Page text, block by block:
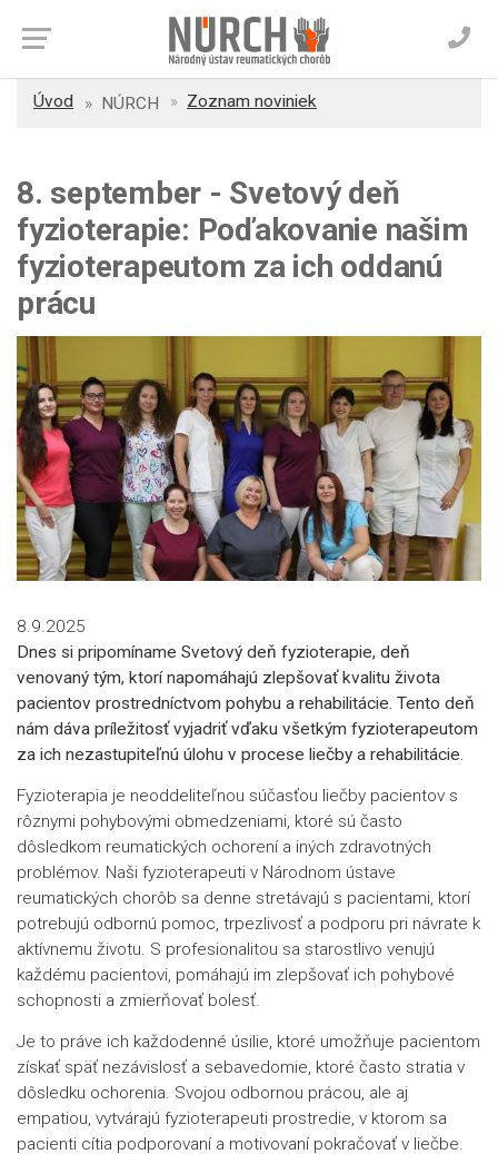
Úvod NÚRCH Zoznam noviniek
8. september - Svetový deň
fyzioterapie: Poďakovanie našim
fyzioterapeutom za ich oddanú
prácu
8.9.2025
Dnes si pripomíname Svetový deň fyzioterapie, deň
venovaný tým, ktorí napomáhajú zlepšovať kvalitu života
pacientov prostredníctvom pohybu a rehabilitácie. Tento deň
nám dáva príležitosť vyjadriť vďaku všetkým fyzioterapeutom
za ich nezastupiteľnú úlohu v procese liečby a rehabilitácie.
Fyzioterapia je neoddeliteľnou súčasťou liečby pacientov s
rôznymi pohybovými obmedzeniami, ktoré sú často
dôsledkom reumatických ochorení a iných zdravotných
problémov. Naši fyzioterapeuti v Národnom ústave
reumatických chorôb sa denne stretávajú s pacientami, ktorí
potrebujú odbornú pomoc, trpezlivosť a podporu pri návrate k
aktívnemu životu. S profesionalitou sa starostlivo venujú
každému pacientovi, pomáhajú im zlepšovať ich pohybové
schopnosti a zmierňovať bolesť.
Je to práve ich každodenné úsilie, ktoré umožňuje pacientom
získať späť nezávislosť a sebavedomie, ktoré často stratia v
dôsledku ochorenia. Svojou odbornou prácou, ale aj
empatiou, vytvárajú fyzioterapeuti prostredie, v ktorom sa
pacienti cítia podporovaní a motivovaní pokračovať v liečbe.